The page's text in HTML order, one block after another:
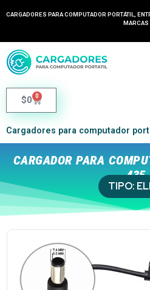
CARGADORES PARA COMPUTADOR PORTÁTIL,
MARCAS
$0 0
Cargadores para computador
CARGADOR PARA
435
TIPO: